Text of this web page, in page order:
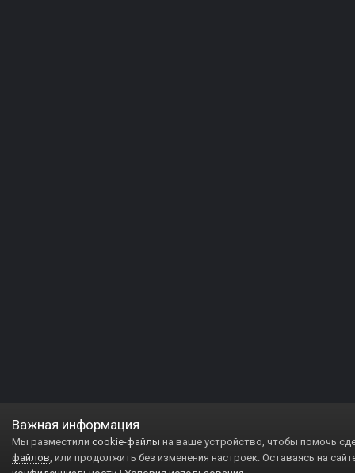
Важная информация
Мы разместили cookie-файлы на ваше устройство, чтобы помочь
файлов, или продолжить без изменения настроек. Оставаясь на